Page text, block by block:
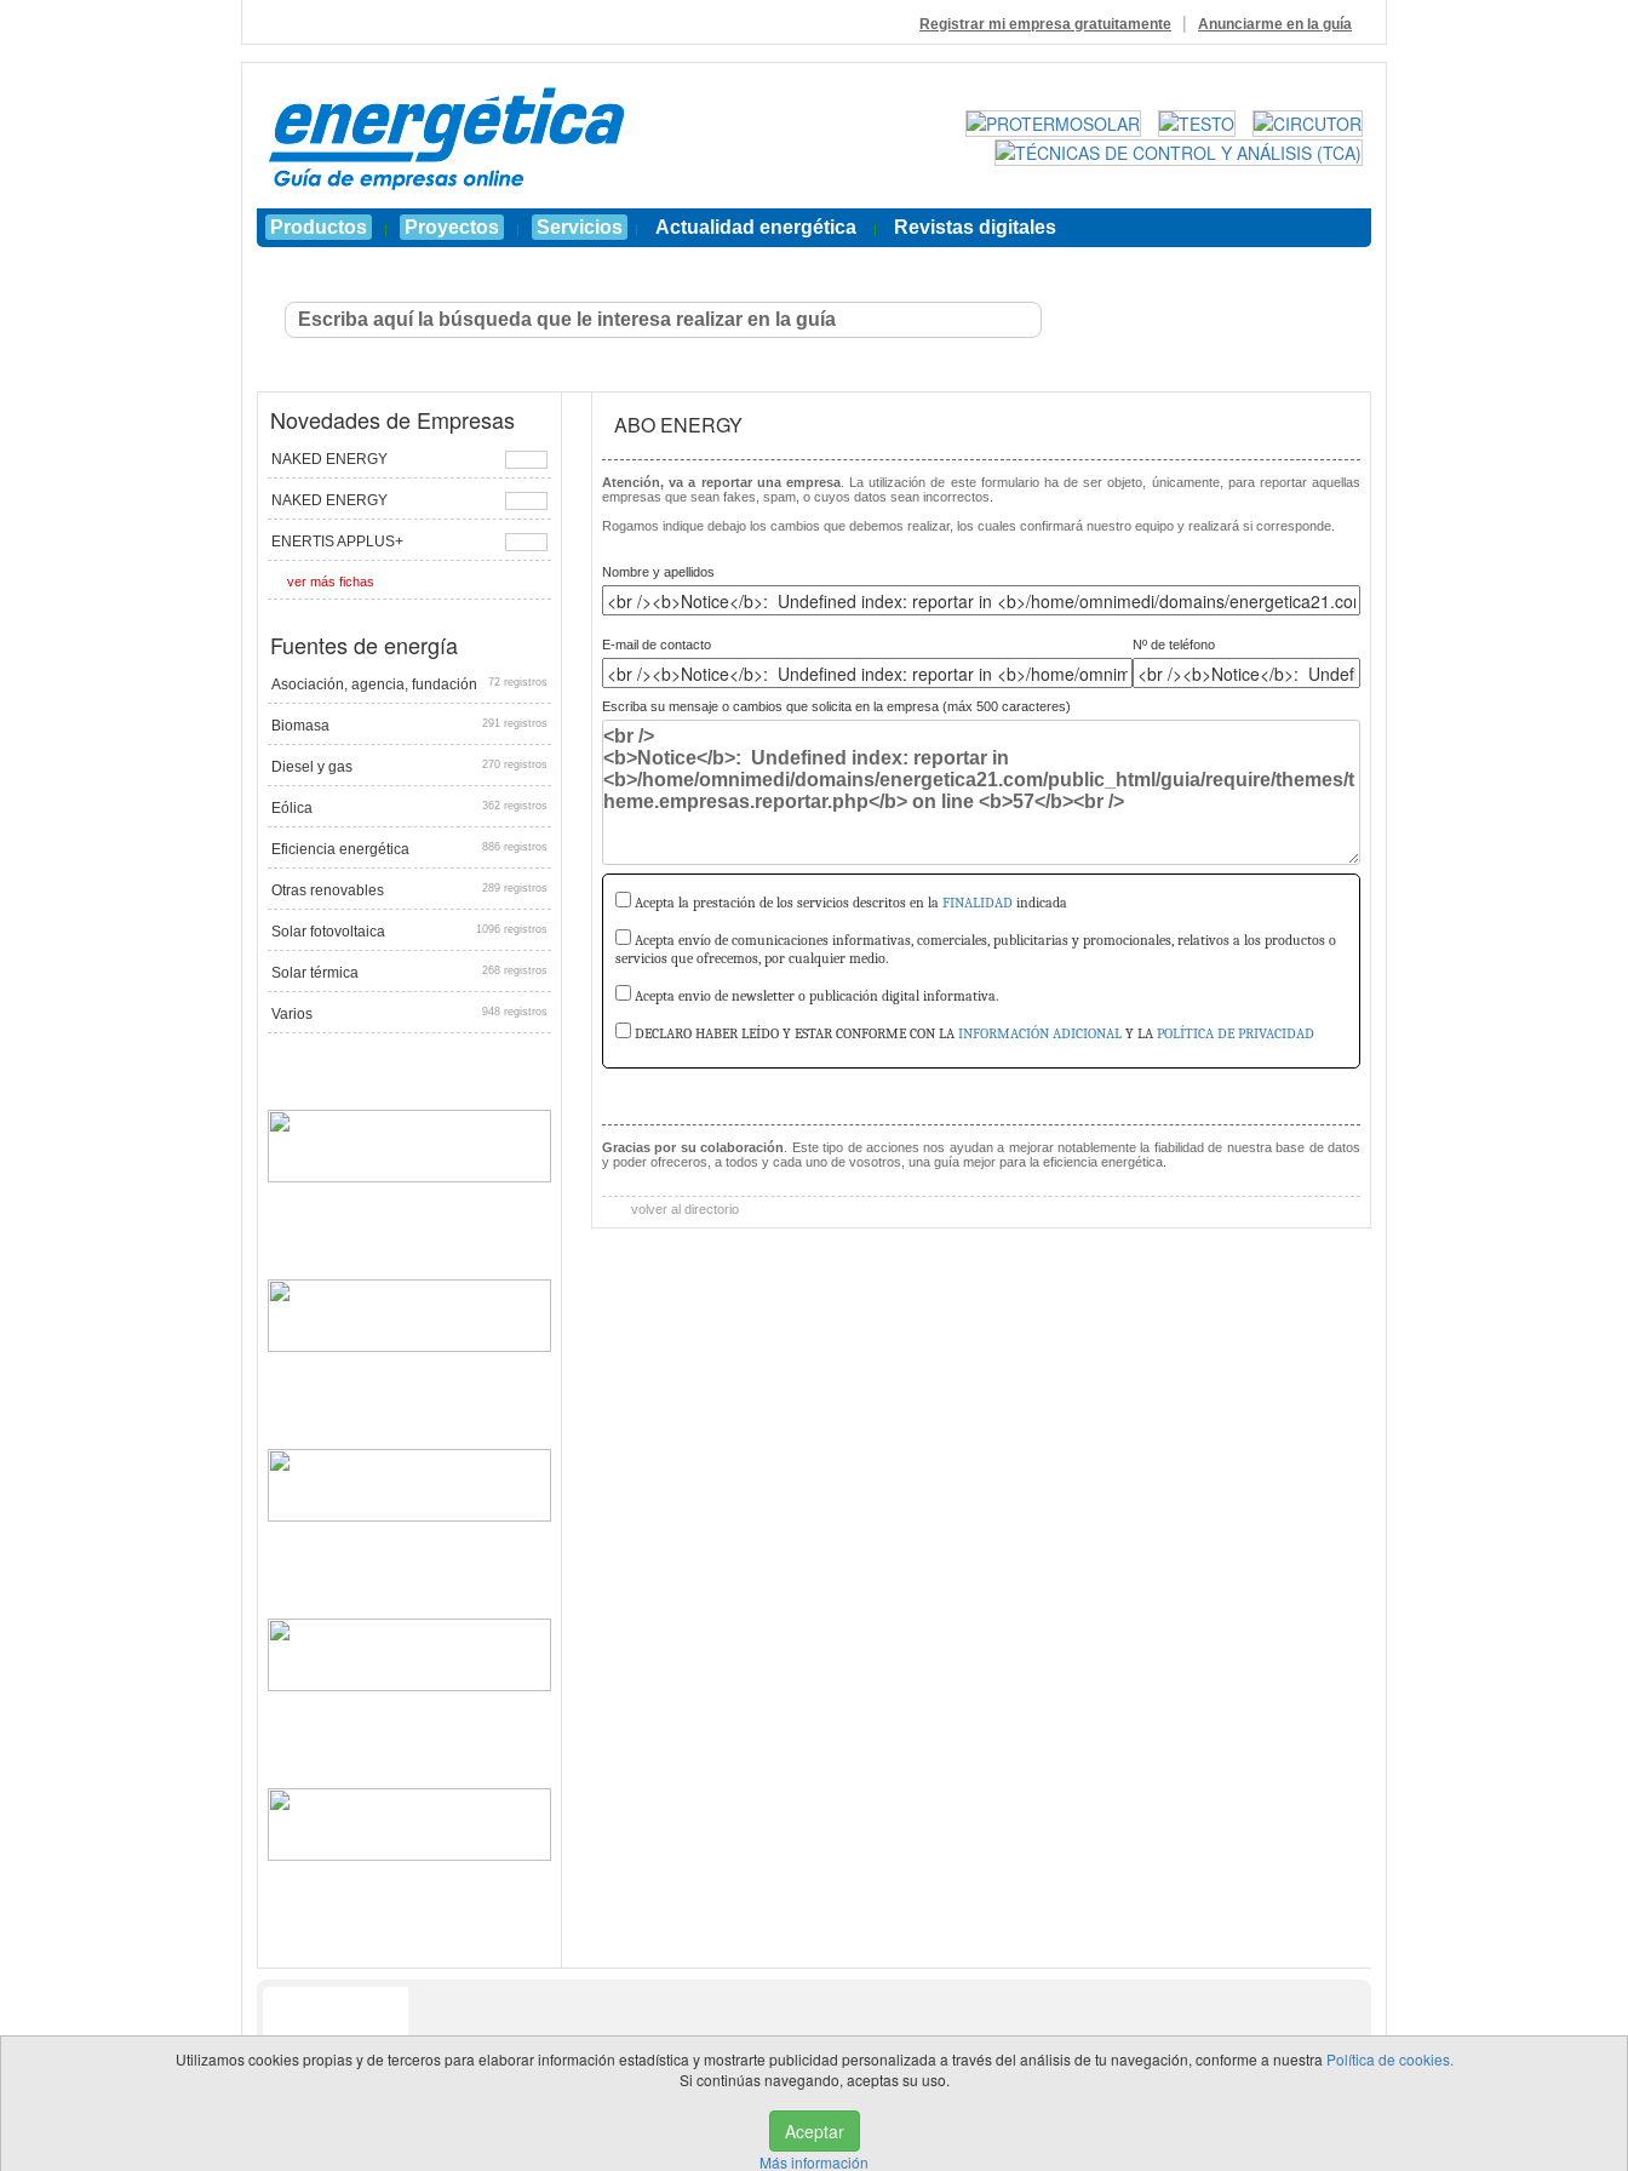
Registrar mi empresa gratuitamente | Anunciarme en la guía
Productos | Proyectos | Servicios | Actualidad energética | Revistas digitales
Novedades de Empresas
NAKED ENERGY
NAKED ENERGY
ENERTIS APPLUS+
ver más fichas
Fuentes de energía
Asociación, agencia, fundación 72 registros
Biomasa 291 registros
Diesel y gas 270 registros
Eólica 362 registros
Eficiencia energética 886 registros
Otras renovables 289 registros
Solar fotovoltaica 1096 registros
Solar térmica 268 registros
Varios 948 registros
ABO ENERGY
Atención, va a reportar una empresa. La utilización de este formulario ha de ser objeto, únicamente, para reportar aquellas
empresas que sean fakes, spam, o cuyos datos sean incorrectos.
Rogamos indique debajo los cambios que debemos realizar, los cuales confirmará nuestro equipo y realizará si corresponde.
Nombre y apellidos
E-mail de contacto Nº de teléfono
Escriba su mensaje o cambios que solicita en la empresa (máx 500 caracteres)
Acepta la prestación de los servicios descritos en la FINALIDAD indicada
Acepta envío de comunicaciones informativas, comerciales, publicitarias y promocionales, relativos a los productos o
servicios que ofrecemos, por cualquier medio.
Acepta envio de newsletter o publicación digital informativa.
DECLARO HABER LEÍDO Y ESTAR CONFORME CON LA INFORMACIÓN ADICIONAL Y LA POLÍTICA DE PRIVACIDAD
Gracias por su colaboración
. Este tipo de acciones nos ayudan a mejorar notablemente la fiabilidad de nuestra base de datos
y poder ofreceros, a todos y cada uno de vosotros, una guía mejor para la eficiencia energética.
volver al directorio
Utilizamos cookies propias y de terceros para elaborar información estadística y mostrarte publicidad personalizada a través del análisis de tu navegación, conforme a nuestra Política de cookies.
Si continúas navegando, aceptas su uso.
Aceptar
Más información
Aviso legal | Información adicional